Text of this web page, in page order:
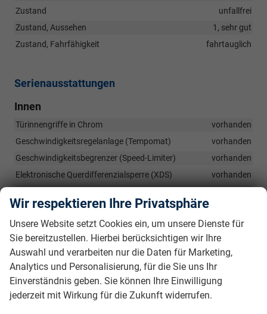
Zustand
unfallfrei
Zustand, Aussehen
1, sehr gut
Zustand, Fahrfähigkeit
fahrtauglich
Serienausstattungen
Innen
Türinnengriffe in Chrom
vorhanden
Geschwindigkeitsregelanlage (Tempomat)
vorhanden
Geschwindigkeitsbegrenzer (Speed-Limiter)
vorhanden
Elektronische Querdifferenzialsperre (XDS)
vorhanden
Regenschirm in der Fahrertür
Höhen- und längeneinstellbares Lenkrad
vorhanden
Sitzheizung vorne
vorhanden
Höheneinstellbare Vordersitze
vorhanden
Lendenwirbelstütze für die Vordersitze
Handschuhfach beleuchtet
Wir respektieren Ihre Privatsphäre
Unsere Website setzt Cookies ein, um unsere Dienste für
Sie bereitzustellen. Hierbei berücksichtigen wir Ihre
Auswahl und verarbeiten nur die Daten für Marketing,
Analytics und Personalisierung, für die Sie uns Ihr
Einverständnis geben. Sie können Ihre Einwilligung
jederzeit mit Wirkung für die Zukunft widerrufen.